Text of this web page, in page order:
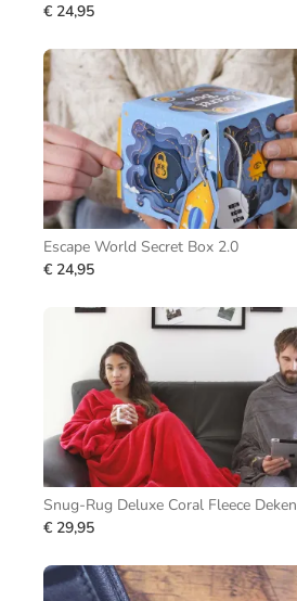
€ 24,95
Escape World Secret Box 2.0
€ 24,95
Snug-Rug Deluxe Coral Fleece Deken
€ 29,95